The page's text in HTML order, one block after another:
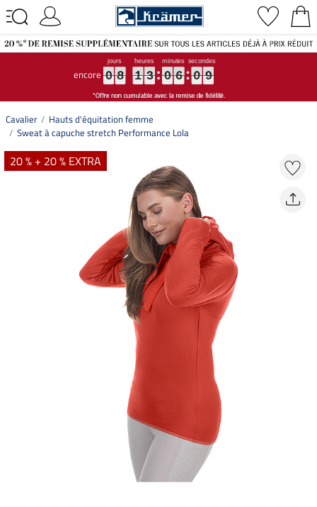
encore 0
0
0
0 8
8
8
8 1
1
1
1 3
3
3
3 0
0
0
0 6
6
6
6 0
0
0
0 8
9
8
9
Cavalier
Hauts d'équitation femme
Sweat à capuche stretch Performance Lola
20 % + 20 % EXTRA